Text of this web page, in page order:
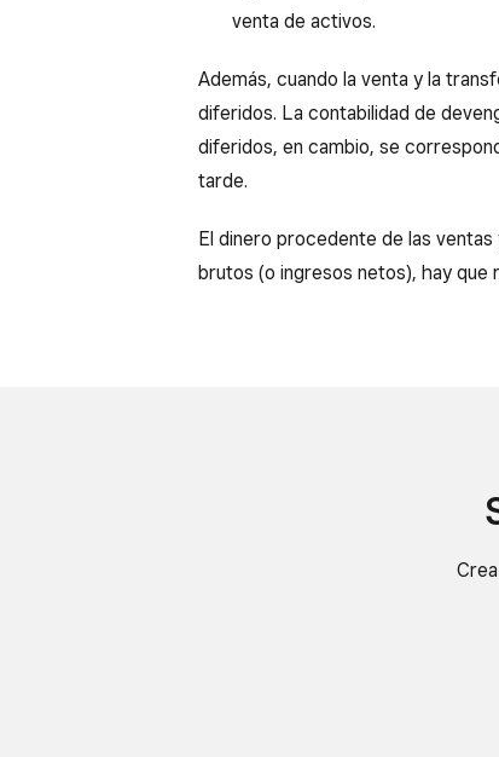
venta de activos.
Además, cuando la venta y la
diferidos. La contabilidad de
diferidos, en cambio, se
tarde.
El dinero procedente de las
brutos (o ingresos netos), hay